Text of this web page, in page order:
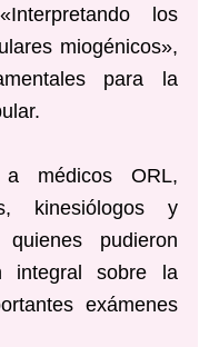
los
miogénicos»,
para la
médicos ORL,
kinesiólogos y
pudieron
integral sobre la
exámenes